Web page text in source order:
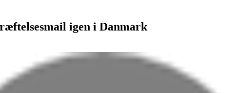
igen i Danmark